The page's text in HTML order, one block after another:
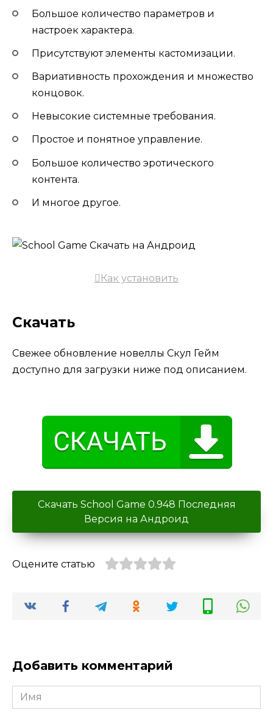
Большое количество параметров и
настроек характера.
Присутствуют элементы кастомизации.
Вариативность прохождения и множество
концовок.
Невысокие системные требования.
Простое и понятное управление.
Большое количество эротического
контента.
И многое другое.
Как установить
Скачать
Свежее обновление новеллы Скул Гейм
доступно для загрузки ниже под описанием.
Скачать School Game 0.948 Последняя
Версия на Андроид
Оцените статью
Добавить комментарий
Имя
*